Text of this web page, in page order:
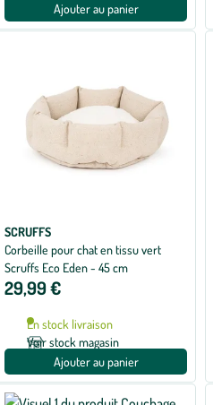
Ajouter au panier
SCRUFFS
Corbeille pour chat en tissu vert
Scruffs Eco Eden - 45 cm
29,99 €
En stock livraison
Voir stock magasin
Ajouter au panier